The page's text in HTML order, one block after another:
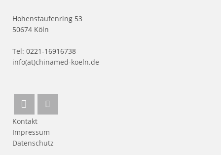
Hohenstaufenring 53
50674 Köln
Tel: 0221-16916738
info(at)chinamed-koeln.de
Kontakt
Impressum
Datenschutz